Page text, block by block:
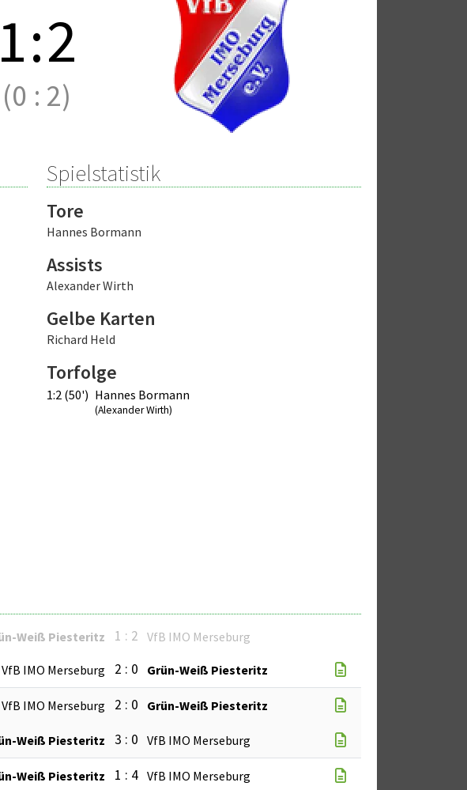
1:2
(0 : 2)
Spielstatistik
Tore
Hannes Bormann
Assists
Alexander Wirth
Gelbe Karten
Richard Held
Torfolge
1:2 (50') Hannes Bormann
(Alexander Wirth)
Weiß Piesteritz 1 : 2 VfB IMO Merseburg
VfB IMO Merseburg 2 : 0 Grün-Weiß Piesteritz
VfB IMO Merseburg 2 : 0 Grün-Weiß Piesteritz
Weiß Piesteritz 3 : 0 VfB IMO Merseburg
Weiß Piesteritz 1 : 4 VfB IMO Merseburg